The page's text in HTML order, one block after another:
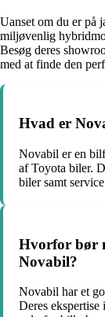
Uanset om du er på
miljøvenlig
Besøg deres
med at finde den
Hvad er
Novabil er en
af Toyota biler.
biler samt
Hvorfor bør
Novabil?
Novabil har et
Deres